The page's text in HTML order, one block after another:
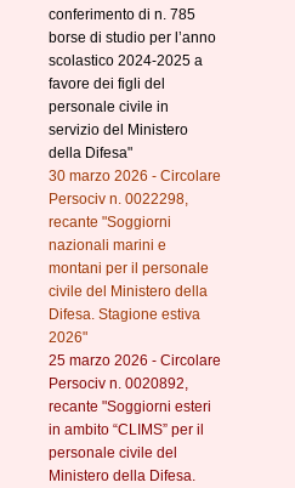
conferimento di n. 785
borse di studio per l’anno
scolastico 2024-2025 a
favore dei figli del
personale civile in
servizio del Ministero
della Difesa"
30 marzo 2026 - Circolare
Persociv n. 0022298,
recante "Soggiorni
nazionali marini e
montani per il personale
civile del Ministero della
Difesa. Stagione estiva
2026"
25 marzo 2026 - Circolare
Persociv n. 0020892,
recante "Soggiorni esteri
in ambito “CLIMS” per il
personale civile del
Ministero della Difesa.